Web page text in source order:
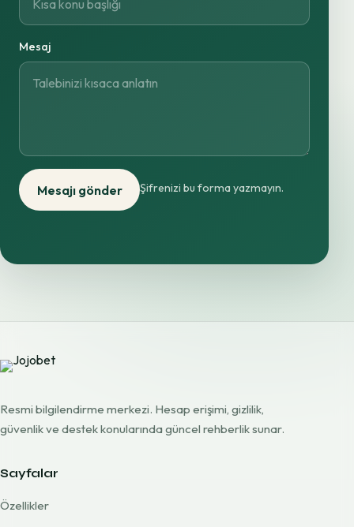
Mesaj
Mesajı gönder Şifrenizi bu forma yazmayın.
Resmi bilgilendirme merkezi. Hesap erişimi, gizlilik,
güvenlik ve destek konularında güncel rehberlik sunar.
Sayfalar
Özellikler